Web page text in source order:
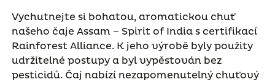
Vychutnejte si bohatou, aromatickou chuť
našeho čaje Assam – Spirit of India s certifikací
Rainforest Alliance. K jeho výrobě byly použity
udržitelné postupy a byl vypěstován bez
pesticidů. Čaj nabízí nezapomenutelný chuťový